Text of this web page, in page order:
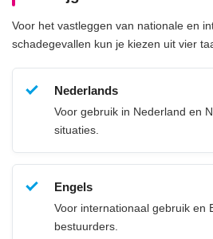
Voor het vastleggen van nationale en
schadegevallen kun je kiezen uit vier
Nederlands
Voor gebruik in Nederland en
situaties.
Engels
Voor internationaal gebruik en
bestuurders.